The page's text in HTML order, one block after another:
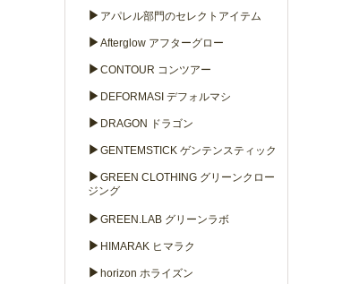
▶ アパレル部門のセレクトアイテム
▶ Afterglow アフターグロー
▶ CONTOUR コンツアー
▶ DEFORMASI デフォルマシ
▶ DRAGON ドラゴン
▶ GENTEMSTICK ゲンテンスティック
▶ GREEN CLOTHING グリーンクロー
ジング
▶ GREEN.LAB グリーンラボ
▶ HIMARAK ヒマラク
▶ horizon ホライズン